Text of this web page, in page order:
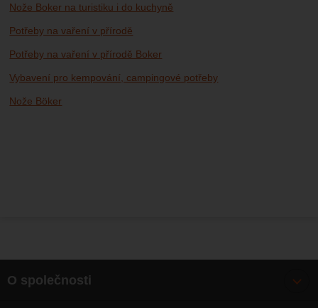
Nože Boker na turistiku i do kuchyně
Potřeby na vaření v přírodě
Potřeby na vaření v přírodě Boker
Vybavení pro kempování, campingové potřeby
Nože Böker
O společnosti